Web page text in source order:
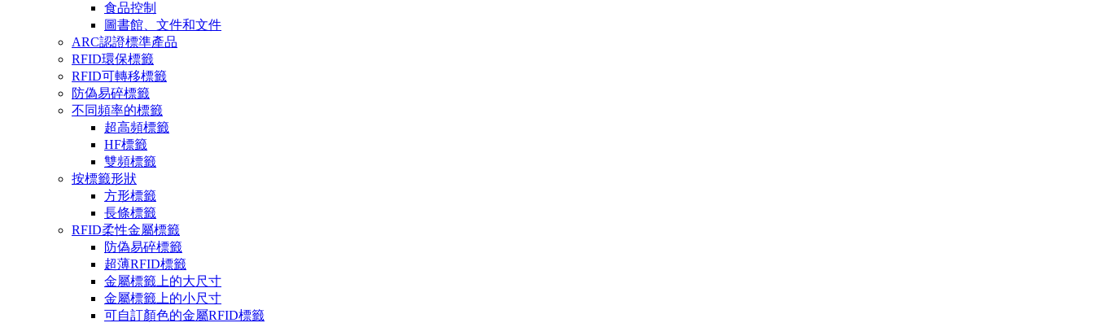
食品控制
圖書館、文件和文件
ARC認證標準產品
RFID環保標籤
RFID可轉移標籤
防偽易碎標籤
不同頻率的標籤
超高頻標籤
HF標籤
雙頻標籤
按標籤形狀
方形標籤
長條標籤
RFID柔性金屬標籤
防偽易碎標籤
超薄RFID標籤
金屬標籤上的大尺寸
金屬標籤上的小尺寸
可自訂顏色的金屬RFID標籤